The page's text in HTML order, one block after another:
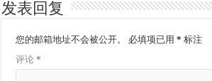
发表回复
您的邮箱地址不会被公开。 必填项已用* 标注
评论*